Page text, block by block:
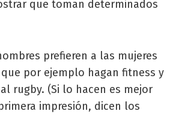
que toman determinados
prefieren a las mujeres
por ejemplo hagan fitness y
rugby. (Si lo hacen es mejor
impresión, dicen los